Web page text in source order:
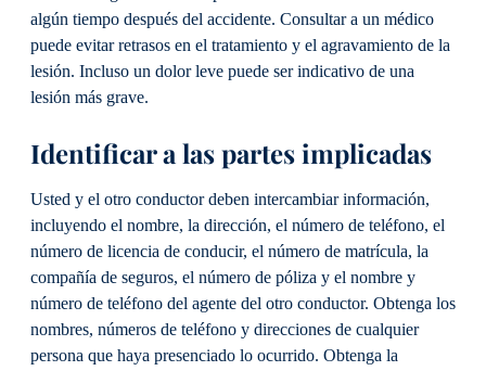
algún tiempo después del accidente. Consultar a un médico
puede evitar retrasos en el tratamiento y el agravamiento de la
lesión. Incluso un dolor leve puede ser indicativo de una
lesión más grave.
Identificar a las partes implicadas
Usted y el otro conductor deben intercambiar información,
incluyendo el nombre, la dirección, el número de teléfono, el
número de licencia de conducir, el número de matrícula, la
compañía de seguros, el número de póliza y el nombre y
número de teléfono del agente del otro conductor. Obtenga los
nombres, números de teléfono y direcciones de cualquier
persona que haya presenciado lo ocurrido. Obtenga la